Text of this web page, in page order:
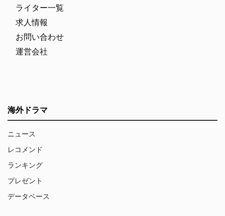
ライター一覧
求人情報
お問い合わせ
運営会社
海外ドラマ
ニュース
レコメンド
ランキング
プレゼント
データベース